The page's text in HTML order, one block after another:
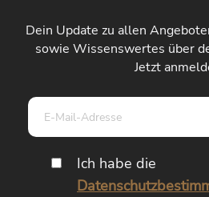
Dein Update zu allen
sowie Wissenswertes über
Jetzt
Adresse*
Ich habe die